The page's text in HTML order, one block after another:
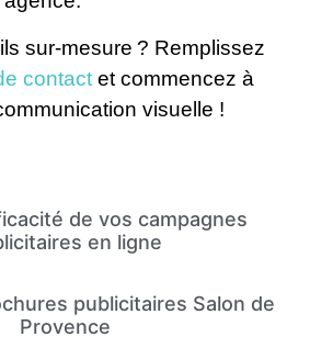
sur-mesure ? Remplissez
contact et commencez à
visuelle !
de vos campagnes
en ligne
publicitaires Salon de
Provence